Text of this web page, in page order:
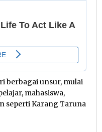
berbagai unsur, mulai
mahasiswa,
seperti Karang Taruna